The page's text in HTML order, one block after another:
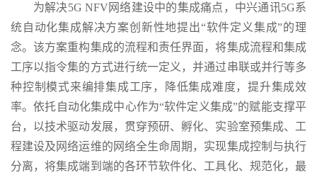
为解决5G NFV网络建设中的集成痛点，中兴通讯5G系
统自动化集成解决方案创新性地提出“软件定义集成”的理
念。该方案重构集成的流程和责任界面，将集成流程和集成
工序以指令集的方式进行统一定义，并通过串联或并行等多
种控制模式来编排集成工序，降低集成难度，提升集成效
率。依托自动化集成中心作为“软件定义集成”的赋能支撑平
台，以技术驱动发展，贯穿预研、孵化、实验室预集成、工
程建设及网络运维的网络全生命周期，实现集成控制与执行
分离，将集成端到端的各环节软件化、工具化、规范化，最